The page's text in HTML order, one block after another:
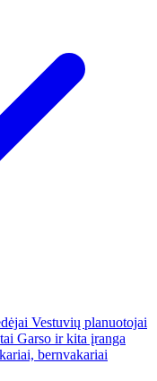
Vestuvių planuotojai
Garso ir kita įranga
bernvakariai